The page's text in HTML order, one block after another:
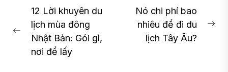
Post
navigation
Previous
post:
12 Lời khuyên du
lịch mùa đông
Nhật Bản: Gói gì,
nơi để lấy
Nó chi phí bao
nhiêu để đi du
lịch Tây Âu?